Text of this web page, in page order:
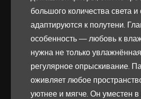
большого количества света и
адаптируются к полутени.
особенность — любовь к
нужна не только
регулярное опрыскивание.
оживляет любое
уютнее и мягче. Он уместен